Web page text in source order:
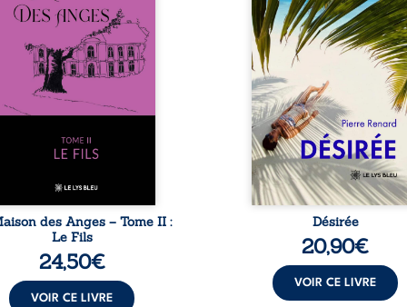
seulement un inconnu
rôde autour du domaine
dont Firmin, le fidèle
redoute les
le passé encombrant
Eustache, la
familiale, mais
Mais comment
cet enfant avant
des Anges – Tome II :
Le Fils
24,50€
VOIR CE LIVRE
ans. À peine a-t-il
à apprivoiser ce
corps qu’Ange surgit dans
vie et fait vaciller toutes
certitudes. Entre
l’attirance est
brûlante jusqu’à ce
secret familial fasse
l’impensable : et s’ils
demi-frère
Désirée
20,90€
VOIR CE LIVRE